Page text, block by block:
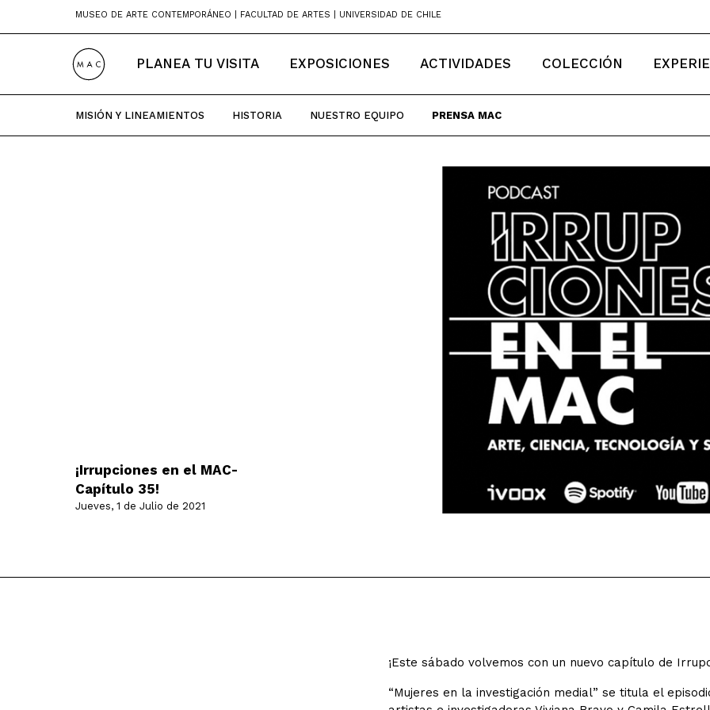
MUSEO DE ARTE CONTEMPORÁNEO | FACULTAD DE ARTES | UNIVERSIDAD DE CHILE
PLANEA TU VISITA EXPOSICIONES ACTIVIDADES COLECCIÓN
MISIÓN Y LINEAMIENTOS HISTORIA NUESTRO EQUIPO PRENSA MAC
¡Irrupciones en el MAC-
Capítulo 35!
Jueves, 1 de Julio de 2021
¡Este sábado volvemos con un nuevo capítulo de
“Mujeres en la investigación medial” se titula el